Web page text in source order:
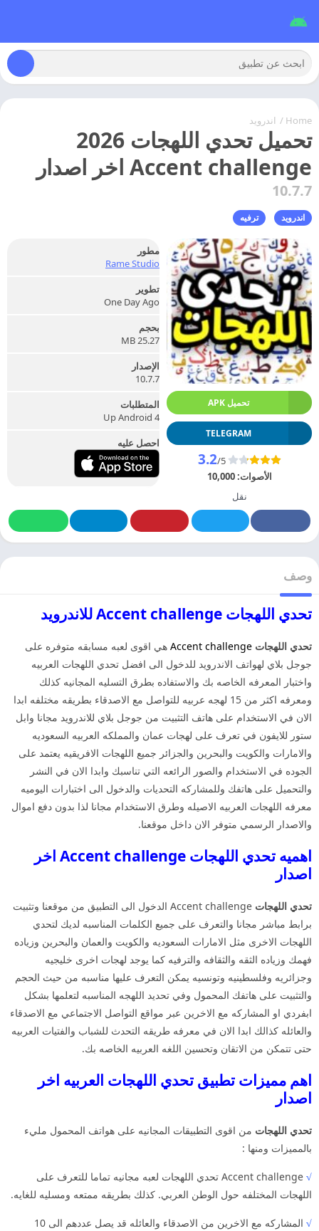
Home
/ اندرويد
تحميل تحدي اللهجات 2026
Accent challenge اخر اصدار
10.7.7
اندرويد ترفيه
تحميل APK
TELEGRAM
3.2/5
الأصوات:10,000
نقل
مطور
Rame Studio
تطوير
One Day Ago
بحجم
25.27 MB
الإصدار
10.7.7
المتطلبات
Up Android 4
احصل عليه
وصف
تحدي اللهجات Accent challenge للاندرويد
تحدي اللهجات Accent challenge هي اقوى لعبه مسابقه متوفره على
جوجل بلاي لهواتف الاندرويد للدخول الى افضل تحدي اللهجات العربيه
واختبار المعرفه الخاصه بك والاستفاده بطرق التسليه المجانيه كذلك
ومعرفه اكثر من 15 لهجه عربيه للتواصل مع الاصدقاء بطريقه مختلفه ابدا
الان في الاستخدام على هاتف التثبيت من جوجل بلاي للاندرويد مجانا وابل
ستور للايفون في تعرف على لهجات عمان والمملكه العربيه السعوديه
والامارات والكويت والبحرين والجزائر جميع اللهجات الافريقيه يعتمد على
الجوده في الاستخدام والصور الرائعه التي تناسبك وابدا الان في النشر
والتحميل على هاتفك وللمشاركه التحديات والدخول الى اختبارات اليوميه
معرفه اللهجات العربيه الاصيله وطرق الاستخدام مجانا لذا بدون دفع اموال
والاصدار الرسمي متوفر الان داخل موقعنا.
اهميه تحدي اللهجات Accent challenge اخر
اصدار
تحدي اللهجات
Accent challenge الدخول الى التطبيق من موقعنا وتثبيت
برابط مباشر مجانا والتعرف على جميع الكلمات المناسبه لديك لتحدي
اللهجات الاخرى مثل الامارات السعوديه والكويت والعمان والبحرين وزياده
فهمك وزياده الثقه والثقافه والترفيه كما يوجد لهجات اخرى خليجيه
وجزائريه وفلسطينيه وتونسيه يمكن التعرف عليها مناسبه من حيث الحجم
والتثبيت على هاتفك المحمول وفي تحديد اللهجه المناسبه لتعلمها بشكل
ابفردي او المشاركه مع الاخرين عبر مواقع التواصل الاجتماعي مع الاصدقاء
والعائله كذالك ابدا الان في معرفه طريقه التحدث للشباب والفتيات العربيه
حتى تتمكن من الاتقان وتحسين اللغه العربيه الخاصه بك.
اهم مميزات تطبيق تحدي اللهجات العربيه اخر
اصدار
تحدي اللهجات من اقوى التطبيقات المجانيه على هواتف المحمول مليء
بالمميزات ومنها :
√
Accent challenge تحدي اللهجات لعبه مجانيه تماما للتعرف على
اللهجات المختلفه حول الوطن العربي. كذلك بطريقه ممتعه ومسليه للغايه.
√
المشاركه مع الاخرين من الاصدقاء والعائله قد يصل عددهم الى 10